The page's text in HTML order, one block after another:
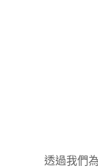
透過我們